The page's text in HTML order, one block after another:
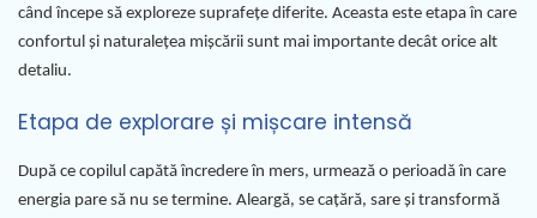
când începe să exploreze suprafețe diferite. Aceasta este etapa în care
confortul și naturalețea mișcării sunt mai importante decât orice alt
detaliu.
Etapa de explorare și mișcare intensă
După ce copilul capătă încredere în mers, urmează o perioadă în care
energia pare să nu se termine. Aleargă, se cațără, sare și transformă